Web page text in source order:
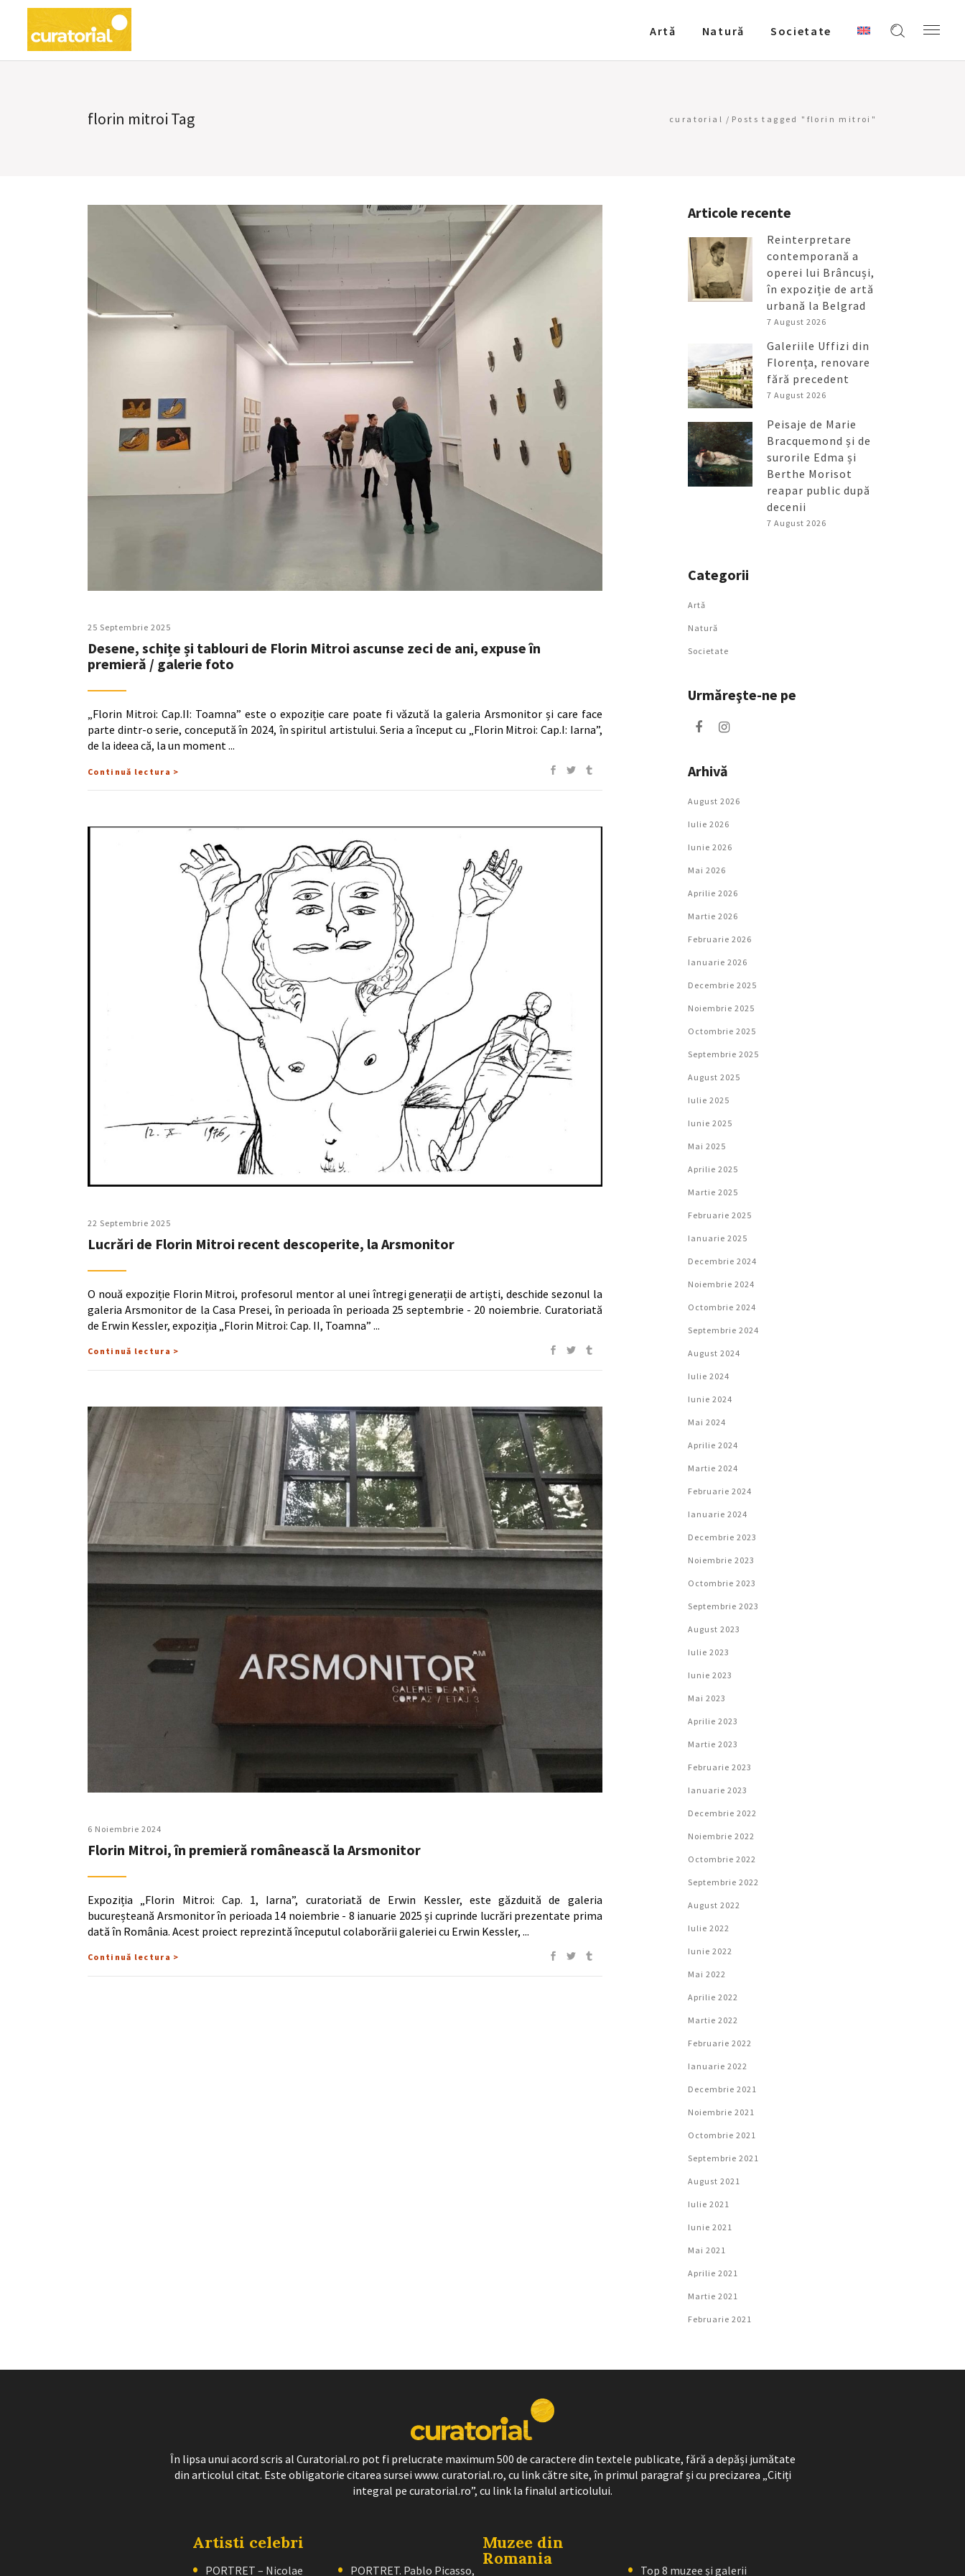
Artǎ Natură Societate
florin mitroi Tag curatorial / Posts tagged "florin mitroi"
25 Septembrie 2025
Desene, schițe și tablouri de Florin Mitroi ascunse zeci de ani, expuse în
premieră / galerie foto
„Florin Mitroi: Cap.II: Toamna” este o expoziție care poate fi văzută la galeria Arsmonitor și care face
parte dintr-o serie, concepută în 2024, în spiritul artistului. Seria a început cu „Florin Mitroi: Cap.I: Iarna”,
de la ideea că, la un moment
Continuă lectura >
22 Septembrie 2025
Lucrări de Florin Mitroi recent descoperite, la Arsmonitor
O nouă expoziție Florin Mitroi, profesorul mentor al unei întregi generații de artiști, deschide sezonul la
galeria Arsmonitor de la Casa Presei, în perioada în perioada 25 septembrie - 20 noiembrie. Curatoriată
de Erwin Kessler, expoziția „Florin Mitroi: Cap. II, Toamna”
Continuă lectura >
6 Noiembrie 2024
Florin Mitroi, în premieră românească la Arsmonitor
Expoziția „Florin Mitroi: Cap. 1, Iarna”, curatoriată de Erwin Kessler, este găzduită de galeria
bucureșteană Arsmonitor în perioada 14 noiembrie - 8 ianuarie 2025 și cuprinde lucrări prezentate prima
dată în România. Acest proiect reprezintă începutul colaborării galeriei cu Erwin Kessler,
Continuă lectura >
Articole recente
Reinterpretare
contemporană a
operei lui Brâncuși,
în expoziție de artă
urbană la Belgrad
7 August 2026
Galeriile Uffizi din
Florența, renovare
fără precedent
7 August 2026
Peisaje de Marie
Bracquemond și de
surorile Edma și
Berthe Morisot
reapar public după
decenii
7 August 2026
Categorii
Artǎ
Natură
Societate
Urmăreşte-ne pe
Arhivă
August 2026
Iulie 2026
Iunie 2026
Mai 2026
Aprilie 2026
Martie 2026
Februarie 2026
Ianuarie 2026
Decembrie 2025
Noiembrie 2025
Octombrie 2025
Septembrie 2025
August 2025
Iulie 2025
Iunie 2025
Mai 2025
Aprilie 2025
Martie 2025
Februarie 2025
Ianuarie 2025
Decembrie 2024
Noiembrie 2024
Octombrie 2024
Septembrie 2024
August 2024
Iulie 2024
Iunie 2024
Mai 2024
Aprilie 2024
Martie 2024
Februarie 2024
Ianuarie 2024
Decembrie 2023
Noiembrie 2023
Octombrie 2023
Septembrie 2023
August 2023
Iulie 2023
Iunie 2023
Mai 2023
Aprilie 2023
Martie 2023
Februarie 2023
Ianuarie 2023
Decembrie 2022
Noiembrie 2022
Octombrie 2022
Septembrie 2022
August 2022
Iulie 2022
Iunie 2022
Mai 2022
Aprilie 2022
Martie 2022
Februarie 2022
Ianuarie 2022
Decembrie 2021
Noiembrie 2021
Octombrie 2021
Septembrie 2021
August 2021
Iulie 2021
Iunie 2021
Mai 2021
Aprilie 2021
Martie 2021
Februarie 2021
În lipsa unui acord scris al Curatorial.ro pot fi prelucrate maximum 500 de caractere din textele publicate, fără a depăși jumătate
din articolul citat. Este obligatorie citarea sursei www. curatorial.ro, cu link către site, în primul paragraf și cu precizarea „Citiți
integral pe curatorial.ro”, cu link la finalul articolului.
Artisti celebri
PORTRET – Nicolae PORTRET. Pablo Picasso,
Muzee din
Romania
Top 8 muzee și galerii